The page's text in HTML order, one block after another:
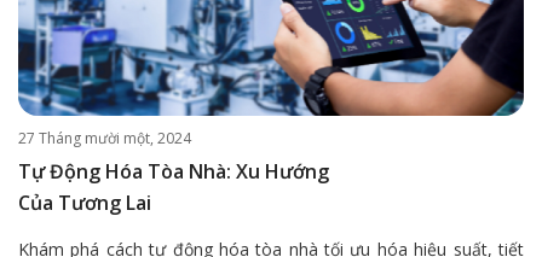
27 Tháng mười một, 2024
Tự Động Hóa Tòa Nhà: Xu Hướng
Của Tương Lai
Khám phá cách tự động hóa tòa nhà tối ưu hóa hiệu suất, tiết